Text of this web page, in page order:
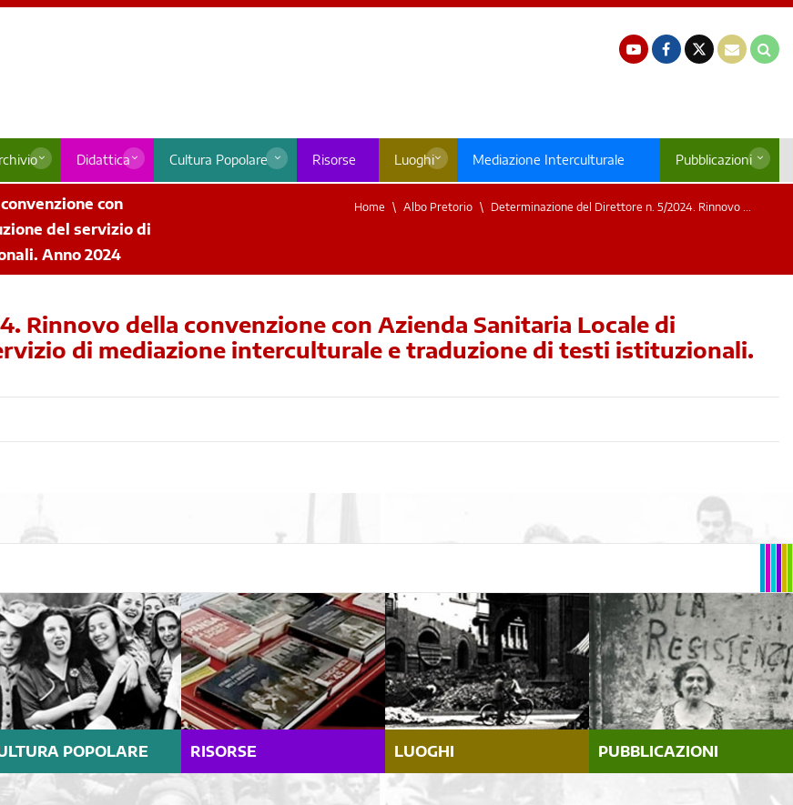
Didattica Cultura Popolare Risorse Luoghi Mediazione Interculturale Pubblicazioni
con
del servizio di
Anno 2024
Home Albo Pretorio Determinazione del Direttore n. 5/2024. Rinnovo ...
Rinnovo della convenzione con Azienda Sanitaria Locale di
di mediazione interculturale e traduzione di testi istituzionali.
POPOLARE RISORSE LUOGHI PUBBLICAZIONI